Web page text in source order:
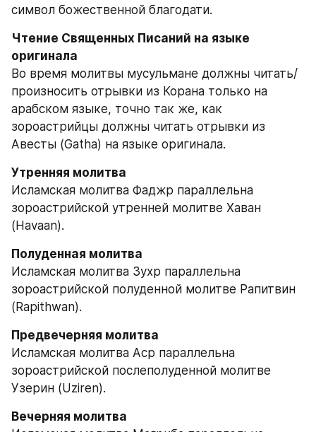
символ божественной благодати.
Чтение Священных Писаний на языке
Во время молитвы мусульмане должны читать/
произносить отрывки из Корана только на
арабском языке, точно так же, как
зороастрийцы должны читать отрывки из
Авесты (Gatha) на языке оригинала.
Исламская молитва Фаджр параллельна
зороастрийской утренней молитве Хаван
(Havaan).
Исламская молитва Зухр параллельна
зороастрийской полуденной молитве Рапитвин
(Rapithwan).
Исламская молитва Аср параллельна
зороастрийской послеполуденной молитве
Узерин (Uziren).